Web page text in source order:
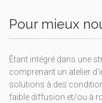
Pour mieux
Étant intégré dans une
comprenant un atelier
solutions à des
faible diffusion et/ou à